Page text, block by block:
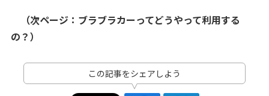
（次ページ：ブラブラカーってどうやって利用する
の？）
この記事をシェアしよう